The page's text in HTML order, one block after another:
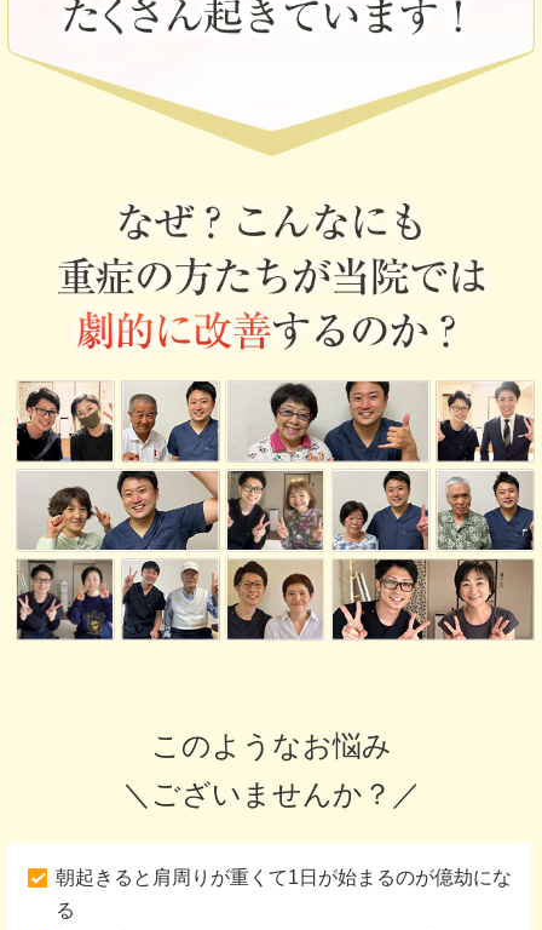
このようなお悩み
＼ございませんか？／
朝起きると肩周りが重くて1日が始まるのが億劫にな
る